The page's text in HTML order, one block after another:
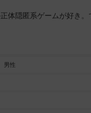
体隠匿系ゲームが好き
男性